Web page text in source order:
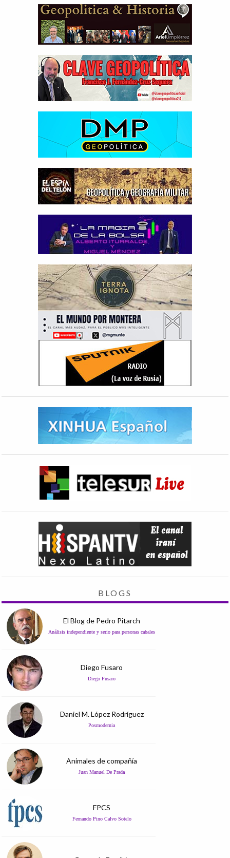
BLOGS
El Blog de Pedro Pitarch
Análisis independiente y serio para personas cabales
Diego Fusaro
Diego Fusaro
Daniel M. López Rodríguez
Posmodernia
Animales de compañía
Juan Manuel De Prada
FPCS
Fernando Pino Calvo Sotelo